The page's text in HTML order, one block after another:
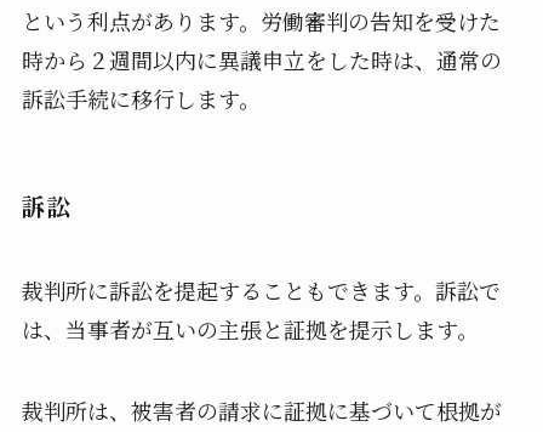
という利点があります。労働審判の告知を受けた
時から２週間以内に異議申立をした時は、通常の
訴訟手続に移行します。
訴訟
裁判所に訴訟を提起することもできます。訴訟で
は、当事者が互いの主張と証拠を提示します。
裁判所は、被害者の請求に証拠に基づいて根拠が